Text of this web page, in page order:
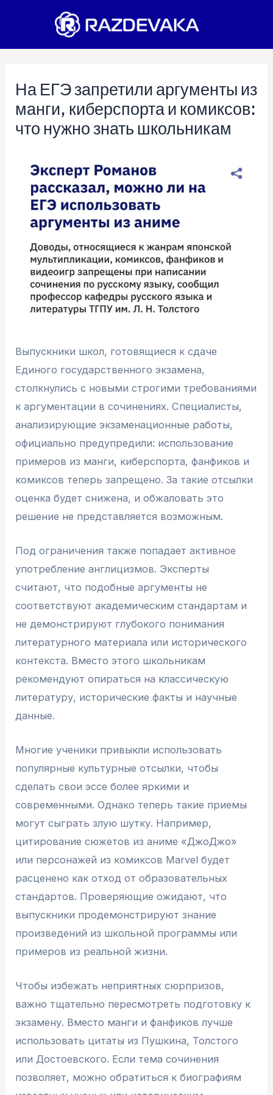
На ЕГЭ запретили аргументы из
манги, киберспорта и комиксов:
что нужно знать школьникам
Выпускники школ, готовящиеся к сдаче
Единого государственного экзамена,
столкнулись с новыми строгими требованиями
к аргументации в сочинениях. Специалисты,
анализирующие экзаменационные работы,
официально предупредили: использование
примеров из манги, киберспорта, фанфиков и
комиксов теперь запрещено. За такие отсылки
оценка будет снижена, и обжаловать это
решение не представляется возможным.
Под ограничения также попадает активное
употребление англицизмов. Эксперты
считают, что подобные аргументы не
соответствуют академическим стандартам и
не демонстрируют глубокого понимания
литературного материала или исторического
контекста. Вместо этого школьникам
рекомендуют опираться на классическую
литературу, исторические факты и научные
данные.
Многие ученики привыкли использовать
популярные культурные отсылки, чтобы
сделать свои эссе более яркими и
современными. Однако теперь такие приемы
могут сыграть злую шутку. Например,
цитирование сюжетов из аниме «ДжоДжо»
или персонажей из комиксов Marvel будет
расценено как отход от образовательных
стандартов. Проверяющие ожидают, что
выпускники продемонстрируют знание
произведений из школьной программы или
примеров из реальной жизни.
Чтобы избежать неприятных сюрпризов,
важно тщательно пересмотреть подготовку к
экзамену. Вместо манги и фанфиков лучше
использовать цитаты из Пушкина, Толстого
или Достоевского. Если тема сочинения
позволяет, можно обратиться к биографиям